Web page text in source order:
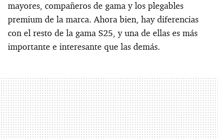
mayores, compañeros de gama y los plegables
premium de la marca. Ahora bien, hay diferencias
con el resto de la gama S25, y una de ellas es más
importante e interesante que las demás.